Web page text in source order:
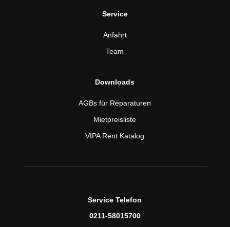
Service
Anfahrt
Team
Downloads
AGBs für Reparaturen
Mietpreisliste
VIPA Rent Katalog
Service Telefon
0211-58015700